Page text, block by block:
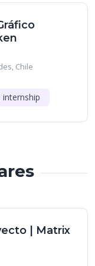
Chile
internship
| Matrix